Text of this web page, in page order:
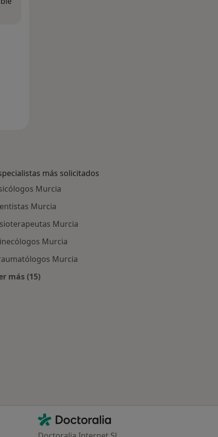
más solicitados
Murcia
Murcia
Murcia
Murcia
Murcia
más (15)
Contacto
Doctoralia - Página de inicio